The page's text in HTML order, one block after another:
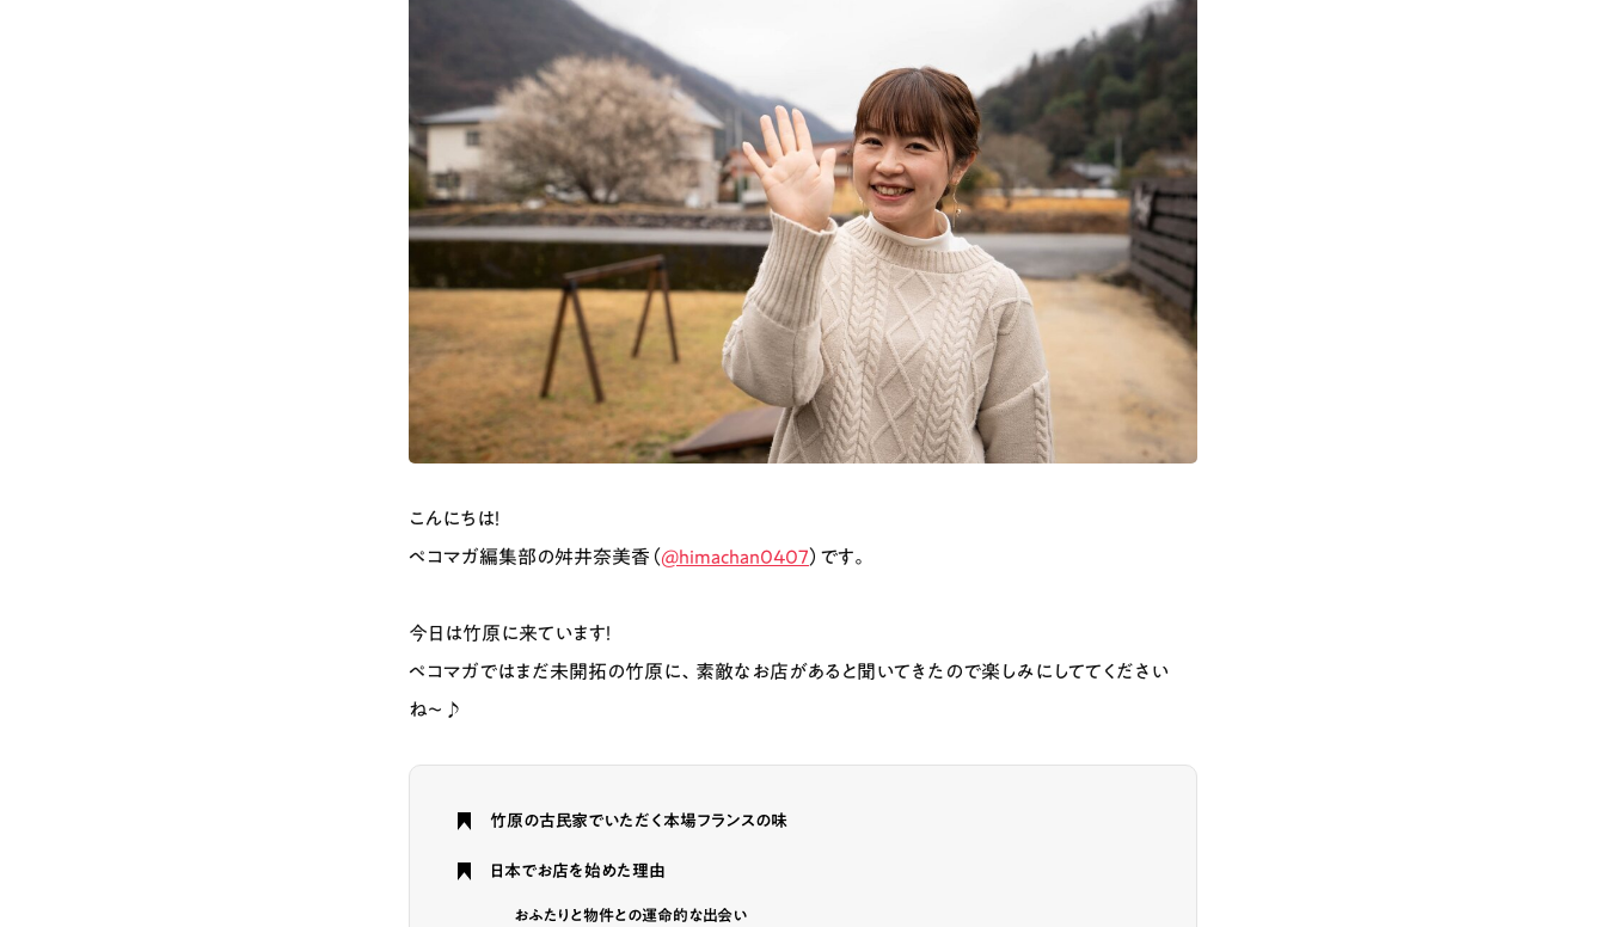
# カフェ
# テイクアウト # パン # コーヒー
こんにちは！
ペコマガ編集部の舛井奈美香（@himachan0407）です。
今日は竹原に来ています！
ペコマガではまだ未開拓の竹原に、素敵なお店があると聞いてきたので楽しみにしててください
ね〜♪
竹原の古民家でいただく本場フランスの味
日本でお店を始めた理由
おふたりと物件との運命的な出会い